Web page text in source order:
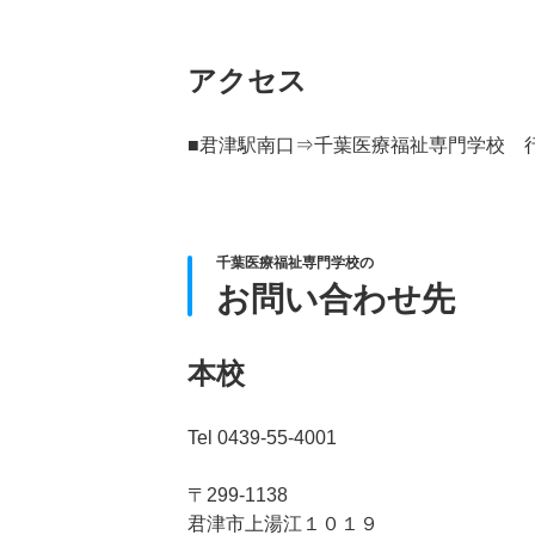
アクセス
■君津駅南口⇒千葉医療福祉専門学校
千葉医療福祉専門学校の
お問い合わせ先
本校
Tel 0439-55-4001
〒299-1138
君津市上湯江１０１９